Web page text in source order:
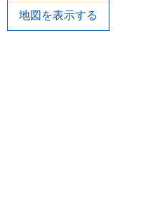
地図を表示する